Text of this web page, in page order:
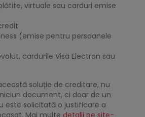
virtuale sau carduri emise
(emise pentru persoanele
cardurile Visa Electron sau
soluție de creditare, nu
document, ci doar de un
este solicitată o justificare a